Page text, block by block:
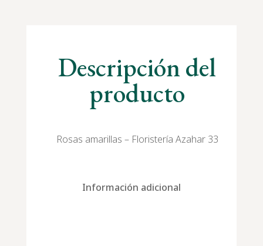
Descripción del
producto
Rosas amarillas – Floristería Azahar 33
Información adicional